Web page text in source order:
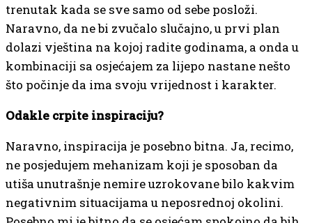
trenutak kada se sve samo od sebe posloži.
Naravno, da ne bi zvučalo slučajno, u prvi plan
dolazi vještina na kojoj radite godinama, a onda u
kombinaciji sa osjećajem za lijepo nastane nešto
što počinje da ima svoju vrijednost i karakter.
Odakle crpite inspiraciju?
Naravno, inspiracija je posebno bitna. Ja, recimo,
ne posjedujem mehanizam koji je sposoban da
utiša unutrašnje nemire uzrokovane bilo kakvim
negativnim situacijama u neposrednoj okolini.